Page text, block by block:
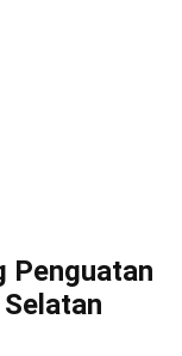
Penguatan